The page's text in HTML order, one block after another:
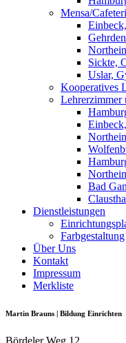
Mensa/
Sickte,
Uslar,
Kooperatives
Lehrerzimmer
Bad
Dienstleistungen
Farbgestaltung
Über Uns
Kontakt
Impressum
Merkliste
Martin Brauns | Bildung Einrichten
Bördeler Weg 12